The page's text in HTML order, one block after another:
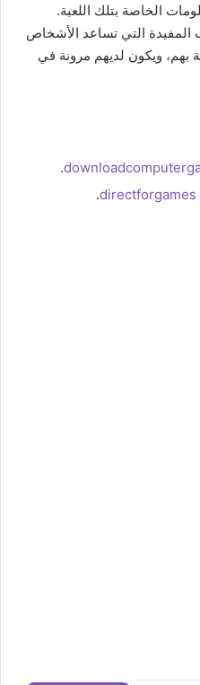
الخاصة بتلك اللعبة.
المفيدة التي تساعد الأشخاص
بهم، ويكون لديهم مرونة في
.
.